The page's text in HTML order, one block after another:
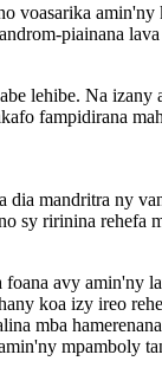
voasarika
piainana
lehibe. Na izany
fampidirana
dia mandritra ny
sy ririnina
avy amin'ny
koa izy ireo
mba
mpamboly